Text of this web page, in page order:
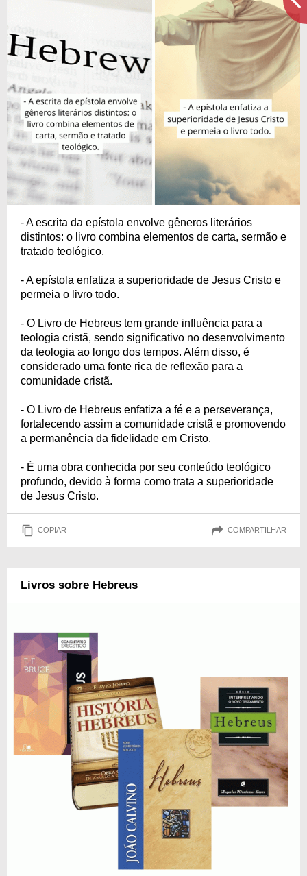
- A escrita da epístola envolve gêneros literários
distintos: o livro combina elementos de carta, sermão e
tratado teológico.
- A epístola enfatiza a superioridade de Jesus Cristo e
permeia o livro todo.
- O Livro de Hebreus tem grande influência para a
teologia cristã, sendo significativo no desenvolvimento
da teologia ao longo dos tempos. Além disso, é
considerado uma fonte rica de reflexão para a
comunidade cristã.
- O Livro de Hebreus enfatiza a fé e a perseverança,
fortalecendo assim a comunidade cristã e promovendo
a permanência da fidelidade em Cristo.
- É uma obra conhecida por seu conteúdo teológico
profundo, devido à forma como trata a superioridade
de Jesus Cristo.
COPIAR COMPARTILHAR
Livros sobre Hebreus